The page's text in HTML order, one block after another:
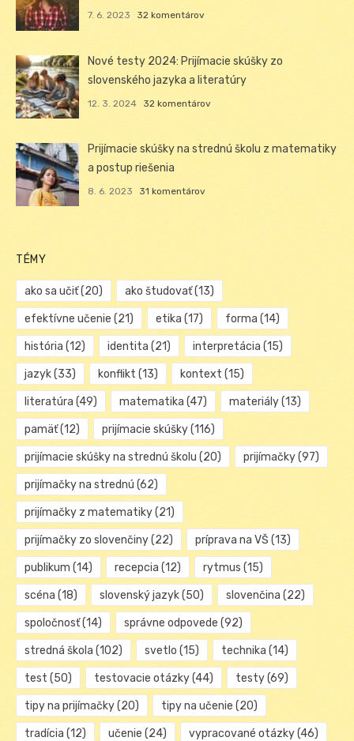
7. 6. 2023 32 komentárov
Nové testy 2024: Prijímacie skúšky zo
slovenského jazyka a literatúry
12. 3. 2024 32 komentárov
Prijímacie skúšky na strednú školu z matematiky
a postup riešenia
8. 6. 2023 31 komentárov
TÉMY
ako sa učiť(20) ako študovať(13)
efektívne učenie (21) etika (17) forma (14)
história (12) identita (21) interpretácia (15)
jazyk(33) konflikt (13) kontext (15)
literatúra (49) matematika (47) materiály(13)
pamäť(12) prijímacie skúšky(116)
prijímacie skúšky na strednú školu (20) prijímačky(97)
prijímačky na strednú (62)
prijímačky z matematiky(21)
prijímačky zo slovenčiny(22) príprava na VŠ (13)
publikum (14) recepcia (12) rytmus (15)
scéna (18) slovenský jazyk(50) slovenčina (22)
spoločnosť(14) správne odpovede (92)
stredná škola (102) svetlo (15) technika (14)
test (50) testovacie otázky(44) testy(69)
tipy na prijímačky(20) tipy na učenie (20)
tradícia (12) učenie (24) vypracované otázky(46)